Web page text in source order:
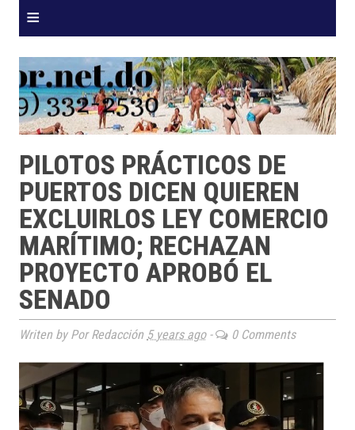
≡
PILOTOS PRÁCTICOS DE
PUERTOS DICEN QUIEREN
EXCLUIRLOS LEY COMERCIO
MARÍTIMO; RECHAZAN
PROYECTO APROBÓ EL
SENADO
Writen by Por Redacción 5 years ago- 0 Comments